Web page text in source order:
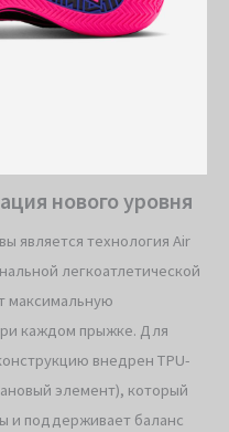
нового уровня
является технология Air
легкоатлетической
максимальную
каждом прыжке. Для
внедрен TPU-
элемент), который
и поддерживает баланс